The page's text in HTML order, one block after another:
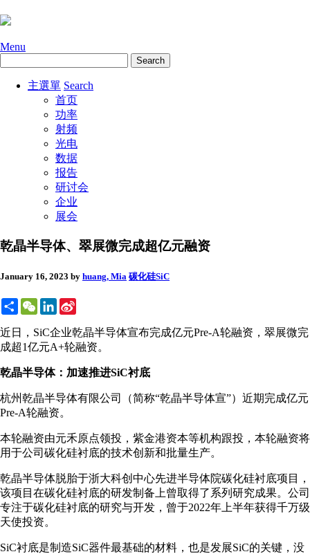
Menu
主選單 Search
首页
功率
射频
光电
数据
报告
研讨会
企业
展会
乾晶半导体、翠展微完成超亿元融资
January 16, 2023 by huang, Mia 碳化硅SiC
ShareWeChatLinkedIn
近日，SiC企业乾晶半导体宣布完成亿元Pre-A轮融资，翠展微完
成超1亿元A+轮融资。
乾晶半导体：加速推进SiC衬底
杭州乾晶半导体有限公司（简称“乾晶半导体宣”）近期完成亿元
Pre-A轮融资。
本轮融资由元禾原点领投，紫金港资本等机构跟投，本轮融资将
用于公司碳化硅衬底的技术创新和批量生产。
乾晶半导体脱胎于浙大科创中心先进半导体院碳化硅衬底项目，
该项目在碳化硅衬底的研发制备上曾取得了系列研究成果。公司
专注于碳化硅衬底的研究与开发，曾于2022年上半年获得千万级
天使投资。
SiC衬底是制造SiC器件最基础的材料，也是发展SiC的关键，没